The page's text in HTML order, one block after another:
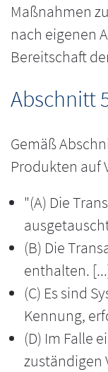
Maßnahmen
nach eigenen
Bereitschaft
Abschnitt
Gemäß
Produkten auf
"(A) Die
(B) Die
enthalten.
(C) Es sind
Kennung,
(D) Im Falle
zuständigen